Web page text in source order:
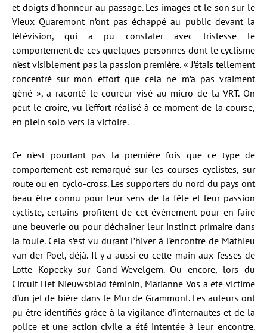
et doigts d’honneur au passage. Les images et le son sur le
Vieux Quaremont n’ont pas échappé au public devant la
télévision, qui a pu constater avec tristesse le
comportement de ces quelques personnes dont le cyclisme
n’est visiblement pas la passion première. « J’étais tellement
concentré sur mon effort que cela ne m’a pas vraiment
gêné », a raconté le coureur visé au micro de la VRT. On
peut le croire, vu l’effort réalisé à ce moment de la course,
en plein solo vers la victoire.
Ce n’est pourtant pas la première fois que ce type de
comportement est remarqué sur les courses cyclistes, sur
route ou en cyclo-cross. Les supporters du nord du pays ont
beau être connu pour leur sens de la fête et leur passion
cycliste, certains profitent de cet événement pour en faire
une beuverie ou pour déchaîner leur instinct primaire dans
la foule. Cela s’est vu durant l’hiver à l’encontre de Mathieu
van der Poel, déjà. Il y a aussi eu cette main aux fesses de
Lotte Kopecky sur Gand-Wevelgem. Ou encore, lors du
Circuit Het Nieuwsblad féminin, Marianne Vos a été victime
d’un jet de bière dans le Mur de Grammont. Les auteurs ont
pu être identifiés grâce à la vigilance d’internautes et de la
police et une action civile a été intentée à leur encontre.